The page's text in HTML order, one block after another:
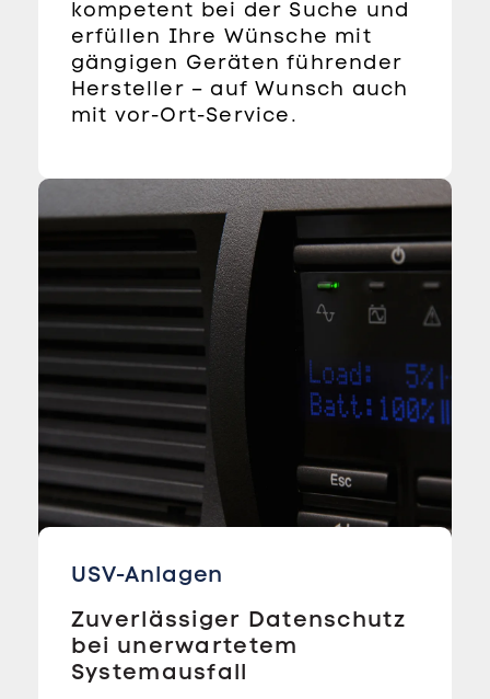
kompetent bei der Suche und
erfüllen Ihre Wünsche mit
gängigen Geräten führender
Hersteller – auf Wunsch auch
mit vor-Ort-Service.
USV-Anlagen
Zuverlässiger Datenschutz
bei unerwartetem
Systemausfall